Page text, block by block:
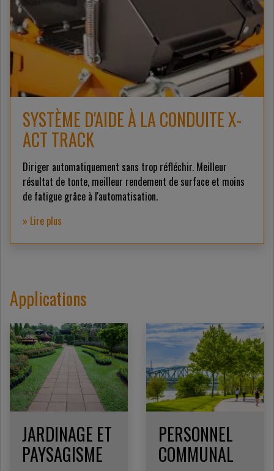
SYSTÈME D'AIDE À LA CONDUITE X-
ACT TRACK
Diriger automatiquement sans trop réfléchir. Meilleur
résultat de tonte, meilleur rendement de surface et moins
de fatigue grâce à l'automatisation.
» Lire plus
Applications
JARDINAGE ET
PAYSAGISME
PERSONNEL
COMMUNAL